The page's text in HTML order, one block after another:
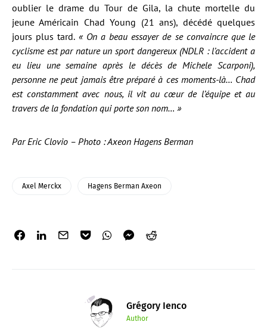
oublier le drame du Tour de Gila, la chute mortelle du
jeune Américain Chad Young (21 ans), décédé quelques
jours plus tard. « On a beau essayer de se convaincre que le
cyclisme est par nature un sport dangereux (NDLR : l’accident a
eu lieu une semaine après le décès de Michele Scarponi),
personne ne peut jamais être préparé à ces moments-là… Chad
est constamment avec nous, il vit au cœur de l’équipe et au
travers de la fondation qui porte son nom… »
Par Eric Clovio – Photo : Axeon Hagens Berman
Axel Merckx Hagens Berman Axeon
Grégory Ienco
Author